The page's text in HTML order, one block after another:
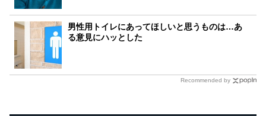
男性用トイレにあってほしいと思うものは…あ
る意見にハッとした
Recommended by